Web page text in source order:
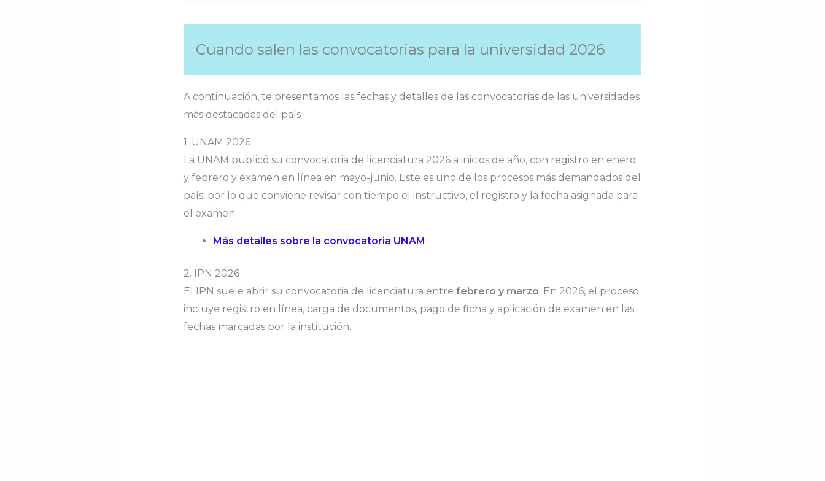
Cuando salen las convocatorias para la universidad 2026
A continuación, te presentamos las fechas y detalles de las convocatorias de las universidades
más destacadas del país
1. UNAM 2026
La UNAM publicó su convocatoria de licenciatura 2026 a inicios de año, con registro en enero
y febrero y examen en línea en mayo-junio. Este es uno de los procesos más demandados del
país, por lo que conviene revisar con tiempo el instructivo, el registro y la fecha asignada para
el examen.
Más detalles sobre la convocatoria UNAM
2. IPN 2026
El IPN suele abrir su convocatoria de licenciatura entre febrero y marzo. En 2026, el proceso
incluye registro en línea, carga de documentos, pago de ficha y aplicación de examen en las
fechas marcadas por la institución.